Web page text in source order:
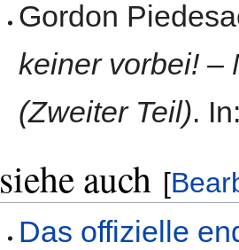
Gordon
keiner vorbei! –
(Zweiter Teil).
siehe auch [
Das offizielle